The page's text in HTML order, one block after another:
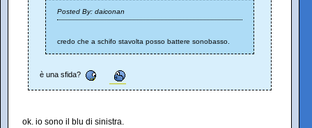
Posted By: daiconan
credo che a schifo stavolta posso battere sonobasso.
è una sfida?
ok. io sono il blu di sinistra.